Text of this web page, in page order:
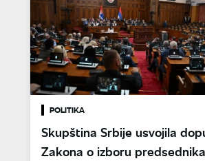
POLITIKA
Skupština Srbije usvojila
Zakona o izboru predsednika